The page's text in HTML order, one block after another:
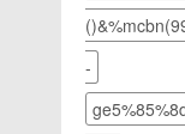
()&%
-